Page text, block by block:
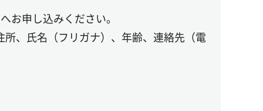
お申し込みください。
、氏名（フリガナ）、年齢、連絡先（電